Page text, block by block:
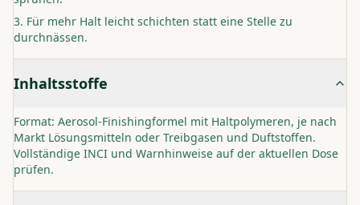
Für mehr Halt leicht schichten statt eine Stelle zu
durchnässen.
Inhaltsstoffe
Format: Aerosol-Finishingformel mit Haltpolymeren, je nach
Markt Lösungsmitteln oder Treibgasen und Duftstoffen.
Vollständige INCI und Warnhinweise auf der aktuellen Dose
prüfen.